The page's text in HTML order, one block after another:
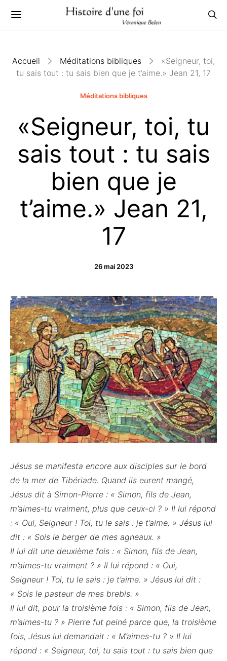
Accueil Méditations bibliques
«Seigneur, toi,
tu sais tout : tu sais bien que je t’aime.» Jean 21, 17
Méditations bibliques
«Seigneur, toi, tu
sais tout : tu sais
bien que je
t’aime.» Jean 21,
17
26 mai 2023
Jésus se manifesta encore aux disciples sur le bord
de la mer de Tibériade. Quand ils eurent mangé,
Jésus dit à Simon-Pierre : « Simon, fils de Jean,
m’aimes-tu vraiment, plus que ceux-ci ? » Il lui répond
: « Oui, Seigneur ! Toi, tu le sais : je t’aime. » Jésus lui
dit : « Sois le berger de mes agneaux. »
Il lui dit une deuxième fois : « Simon, fils de Jean,
m’aimes-tu vraiment ? » Il lui répond : « Oui,
Seigneur ! Toi, tu le sais : je t’aime. » Jésus lui dit :
« Sois le pasteur de mes brebis. »
Il lui dit, pour la troisième fois : « Simon, fils de Jean,
m’aimes-tu ? » Pierre fut peiné parce que, la troisième
fois, Jésus lui demandait : « M’aimes-tu ? » Il lui
répond : « Seigneur, toi, tu sais tout : tu sais bien que